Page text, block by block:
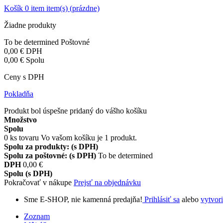
Košík 0 item item(s) (prázdne)
Žiadne produkty
To be determined Poštovné
0,00 € DPH
0,00 € Spolu
Ceny s DPH
Pokladňa
Produkt bol úspešne pridaný do vášho košíku
Množstvo
Spolu
0 ks tovaru Vo vašom košíku je 1 produkt.
Spolu za produkty: (s DPH)
Spolu za poštovné: (s DPH) To be determined
DPH 0,00 €
Spolu (s DPH)
Pokračovať v nákupe Prejsť na objednávku
Sme E-SHOP, nie kamenná predajňa! Prihlásiť sa alebo
Zoznam